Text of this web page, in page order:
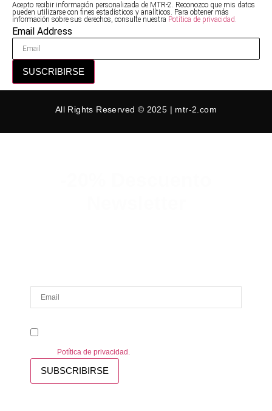
Acepto recibir información personalizada de MTR-2. Reconozco que mis datos
pueden utilizarse con fines estadísticos y analíticos. Para obtener más
información sobre sus derechos, consulte nuestra Potítica de privacidad.
Email Address
SUSCRIBIRSE
All Rights Reserved © 2025 | mtr-2.com
Potítica de privacidad.
SUBSCRIBIRSE